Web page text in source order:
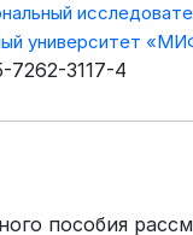
университет
7262-3117-4
пособия